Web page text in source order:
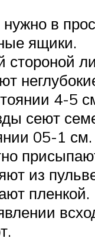
в
ящики.
стороной
4-5
сеют
05-1 см.
из
пленкой.